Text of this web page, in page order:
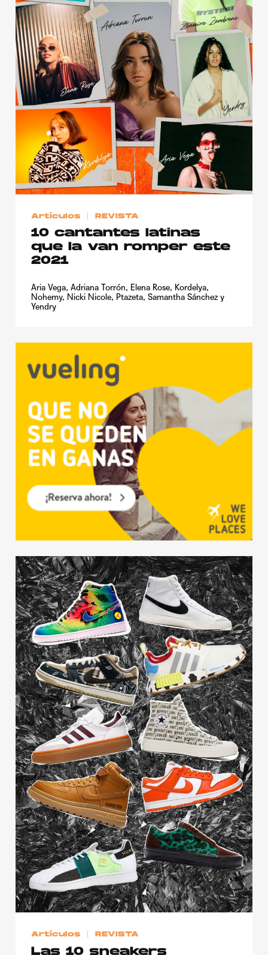
Artículos REVISTA
10 cantantes latinas
que la van romper este
2021
Aria Vega, Adriana Torrón, Elena Rose, Kordelya,
Nohemy, Nicki Nicole, Ptazeta, Samantha Sánchez y
Yendry
Artículos REVISTA
Las 10 sneakers